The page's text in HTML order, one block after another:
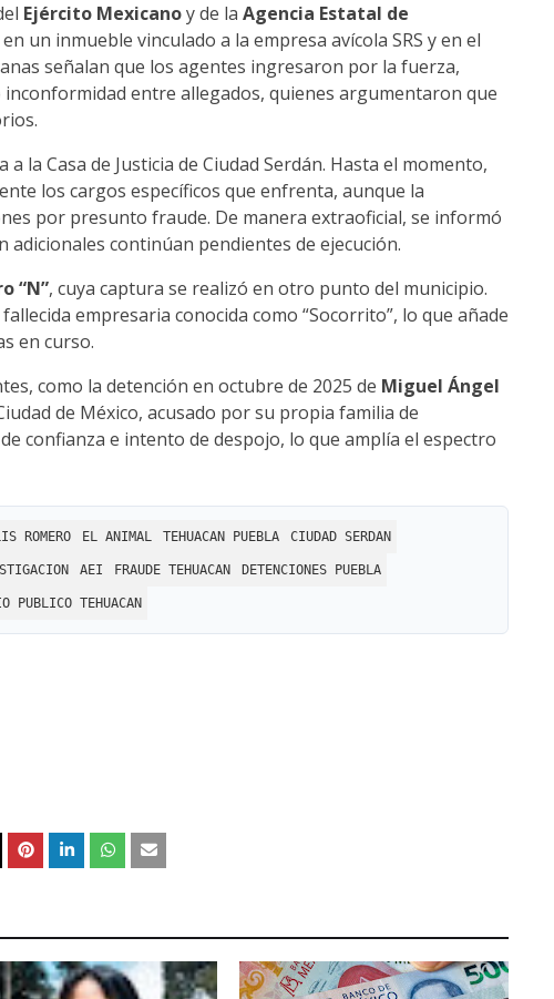
Ejército Mexicanoy de la Agencia Estatal de
un inmueble vinculado a la empresa avícola SRS y en el
señalan que los agentes ingresaron por la fuerza,
inconformidad entre allegados, quienes argumentaron que
a la Casa de Justicia de Ciudad Serdán. Hasta el momento,
los cargos específicos que enfrenta, aunque la
por presunto fraude. De manera extraoficial, se informó
continúan pendientes de ejecución.
“N”, cuya captura se realizó en otro punto del municipio.
empresaria conocida como “Socorrito”, lo que añade
en curso.
como la detención en octubre de 2025 de Miguel Ángel
de México, acusado por su propia familia de
confianza e intento de despojo, lo que amplía el espectro
ROMERO EL ANIMAL TEHUACAN PUEBLA CIUDAD SERDAN
AEI FRAUDE TEHUACAN DETENCIONES PUEBLA
PUBLICO TEHUACAN